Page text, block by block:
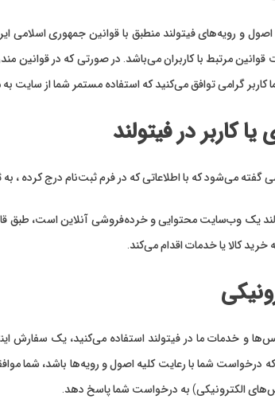
و رویه‏‌های فیتولند منطبق با قوانین جمهوری اسلامی
قوانین مرتبط با کاربران می‌باشد. در صورتی که در
گرامی توافق می‏‌کنید که استفاده مستمر شما از سایت
کاربر در فیتولند
می‌شود که با اطلاعاتی که در فرم ثبت‌نام درج کرده ،
یک وب‌سایت محتوایی و خرده‌فروشی آنلاین است،
کالا یا خدمات اقدام می‌کند.
و خدمات ما در فیتولند استفاده می‏‌کنید، یک سفارش
درخواست شما با رعایت کلیه اصول و رویه‏‌ها باشد، شما
الکترونیکی) به درخواست شما پاسخ دهد.